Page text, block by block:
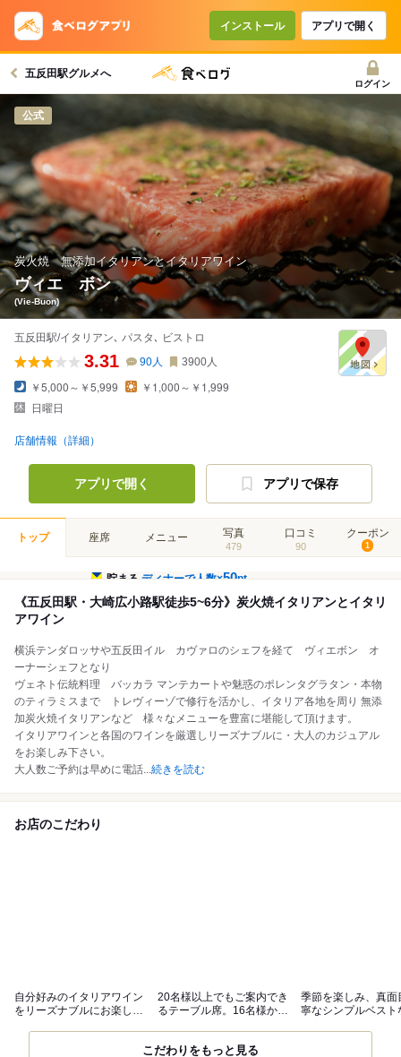
インストール アプリで開く
五反田駅グルメへ
ログイン
公式
炭火焼 無添加イタリアンとイタリアワイン
ヴィエ ボン
(Vie-Buon)
五反田駅/イタリアン､ パスタ､ ビストロ
3.31 90人 3900人
￥5,000～￥5,999
￥1,000～￥1,999
日曜日
店舗情報（詳細）
アプリで開く アプリで保存
トップ 座席 メニュー 写真
479
口コミ
90
クーポン
1
貯まるディナーで人数×50pt
《五反田駅・大崎広小路駅徒歩5~6分》炭火焼イタリアンとイタリ
アワイン
横浜テンダロッサや五反田イル カヴァロのシェフを経て ヴィエボン オ
ーナーシェフとなり
ヴェネト伝統料理 バッカラ マンテカートや魅惑のポレンタグラタン・本物
のティラミスまで トレヴィーゾで修行を活かし、イタリア各地を周り 無添
加炭火焼イタリアンなど 様々なメニューを豊富に堪能して頂けます。
イタリアワインと各国のワインを厳選しリーズナブルに・大人のカジュアル
をお楽しみ下さい。
大人数ご予約は早めに電話...続きを読む
お店のこだわり
自分好みのイタリアワイン
をリーズナブルにお楽しみ
20名様以上でもご案内でき
るテーブル席。16名様から
季節を楽しみ、真面
寧なシンプルベスト
こだわりをもっと見る
コースで使えるクーポン
戻る
クーポンを利用せず予約する